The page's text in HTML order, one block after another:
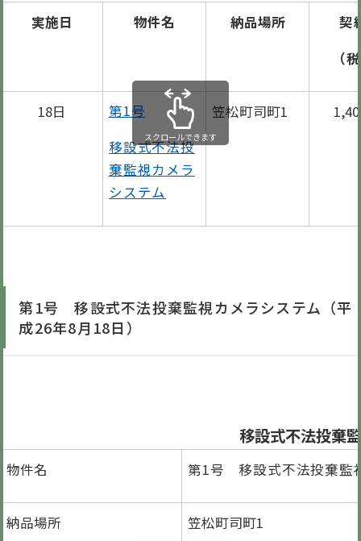
実施日 物件名 納品場所
契
（
18日
第1号
移設式不法投
棄監視カメラ
システム
笠松町司町1
スクロールできます
第1号 移設式不法投棄監視カメラシステム（平
成26年8月18日）
移設式不法投棄
物件名 第1号 移設式不法投棄監
納品場所 笠松町司町1